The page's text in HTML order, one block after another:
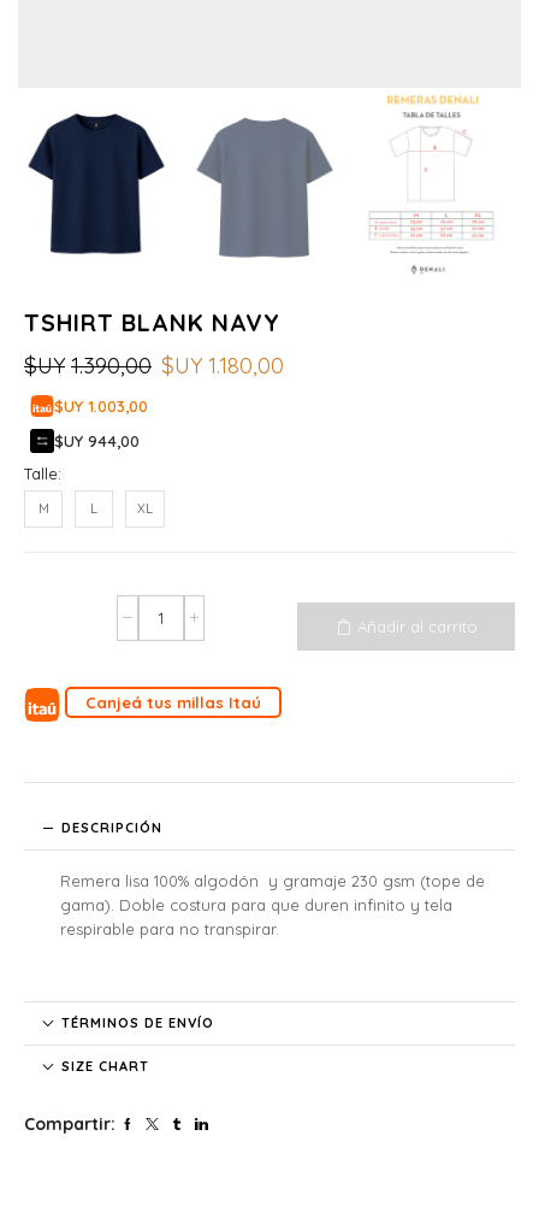
TSHIRT BLANK NAVY
$UY 1.390,00 $UY 1.180,00
$UY 1.003,00
$UY 944,00
Talle:
M L XL
Añadir al carrito
Canjeá tus millas Itaú
DESCRIPCIÓN
Remera lisa 100% algodón y gramaje 230 gsm (tope de
gama). Doble costura para que duren infinito y tela
respirable para no transpirar.
TÉRMINOS DE ENVÍO
SIZE CHART
Compartir: